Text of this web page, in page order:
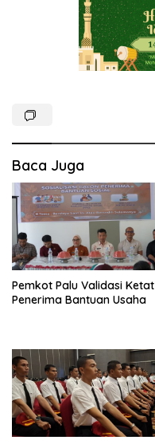
Baca Juga
Pemkot Palu Validasi Ketat
Penerima Bantuan Usaha